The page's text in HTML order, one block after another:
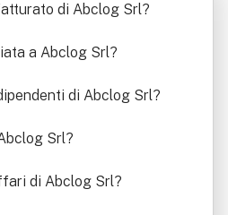
di Abclog Srl?
a Abclog Srl?
di Abclog Srl?
Srl?
di Abclog Srl?